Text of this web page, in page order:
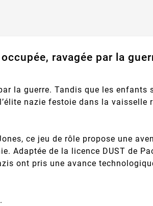
ravagée par la
la guerre. Tandis que les enfants
nazie festoie dans la vaisselle
ce jeu de rôle propose une
Adaptée de la licence DUST de
ont pris une avance